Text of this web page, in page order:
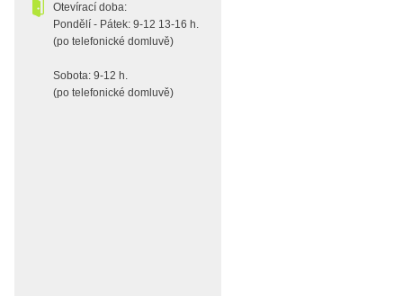
Otevírací doba:
Pondělí - Pátek: 9-12 13-16 h.
(po telefonické domluvě)
Sobota: 9-12 h.
(po telefonické domluvě)